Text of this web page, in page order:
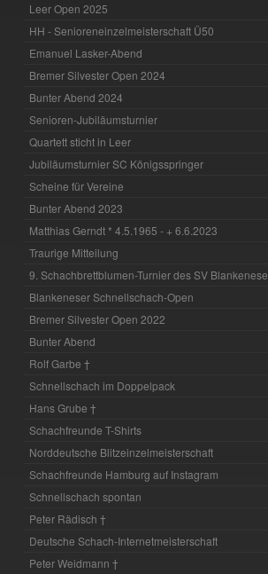
Leer Open 2025
HH - Senioreneinzelmeisterschaft Ü50
Emanuel Lasker-Abend
Bremer Silvester Open 2024
Bunter Abend 2024
Senioren-Jubiläumsturnier
Quartett sticht in Leer
Jubiläumsturnier SC Königsspringer
Scheine für Vereine
Bunter Abend 2023
Matthias Gerndt * 4.5.1965 - + 6.6.2023
Traurige Mitteilung
9. Schachbrettblumen-Turnier des SV Blankenese
Blankeneser Schnellschach-Open
Bremer Silvester Open 2022
Bunter Abend
Rolf Garbe †
Schnellschach im Doppelpack
Hans Grube †
Schachfreunde T-Shirts
Norddeutsche Blitzeinzelmeisterschaft
Schachfreunde Hamburg auf Instagram
Schnellschach spontan
Peter Rädisch †
Deutsche Schach-Internetmeisterschaft
Peter Weidmann †